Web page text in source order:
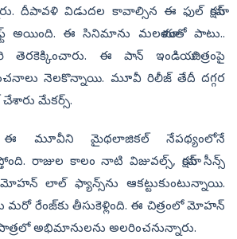
దీపావళి విడుదల కావాల్సిన ఈ ఫుల్ యాక్షన్‌
అయింది. ఈ సినిమాను మలయాళంతో పాటు..
తెరకెక్కించారు. ఈ పాన్ ఇండియా చిత్రంపై
నెలకొన్నాయి. మూవీ రిలీజ్ తేదీ దగ్గర
మేకర్స్.
ఈ మూవీని మైథలాజికల్ నేపథ్యంలోనే
రాజుల కాలం నాటి విజువల్స్, యాక్షన్ సీన్స్‌
లాల్‌ ఫ్యాన్స్‌ను ఆకట్టుకుంటున్నాయి.
మరో రేంజ్‌కు తీసుకెళ్లింది. ఈ చిత్రంలో మోహన్‌
అభిమానులను అలరించనున్నారు.